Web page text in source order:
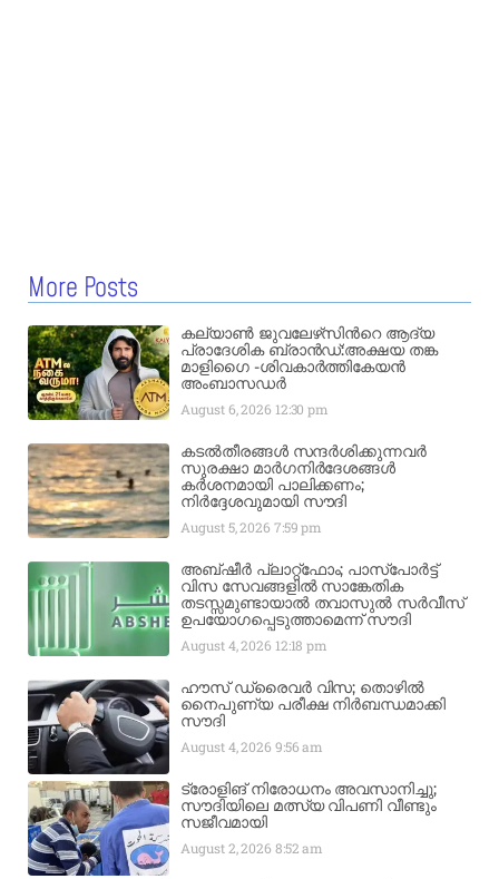
More Posts
കല്യാണ്‍ ജുവലേഴ്‌സിന്‍റെ ആദ്യ
പ്രാദേശിക ബ്രാന്‍ഡ്:അക്ഷയ തങ്ക
മാളിഗൈ -ശിവകാര്‍ത്തികേയൻ
അംബാസഡര്‍
August 6, 2026 12:30 pm
കടൽതീരങ്ങൾ സന്ദർശിക്കുന്നവർ
സുരക്ഷാ മാർഗനിർദേശങ്ങൾ
കർശനമായി പാലിക്കണം;
നിർദ്ദേശവുമായി സൗദി
August 5, 2026 7:59 pm
അബ്ഷീർ പ്ലാറ്റ്‌ഫോം; പാസ്‌പോർട്ട്
വിസ സേവങ്ങളിൽ സാങ്കേതിക
തടസ്സമുണ്ടായാൽ തവാസുൽ സർവീസ്
ഉപയോഗപ്പെടുത്താമെന്ന് സൗദി
August 4, 2026 12:18 pm
ഹൗസ് ഡ്രൈവർ വിസ; തൊഴിൽ
നൈപുണ്യ പരീക്ഷ നിർബന്ധമാക്കി
സൗദി
August 4, 2026 9:56 am
ട്രോളിങ് നിരോധനം അവസാനിച്ചു;
സൗദിയിലെ മത്സ്യ വിപണി വീണ്ടും
സജീവമായി
August 2, 2026 8:52 am